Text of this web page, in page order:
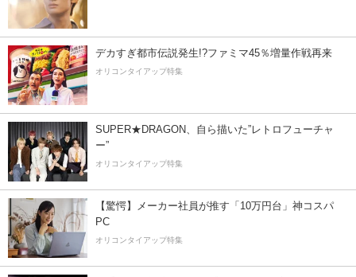
デカすぎ都市伝説発生!?ファミマ45％増量作戦再来
オリコンタイアップ特集
SUPER★DRAGON、自ら描いた”レトロフューチャ
ー”
オリコンタイアップ特集
【驚愕】メーカー社員が推す「10万円台」神コスパ
PC
オリコンタイアップ特集